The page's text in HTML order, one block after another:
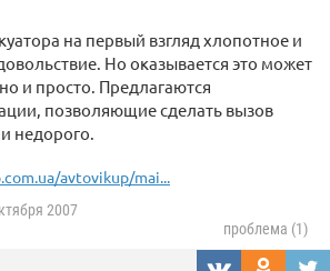
на первый взгляд хлопотное и
Но оказывается это может
и просто. Предлагаются
позволяющие сделать вызов
недорого.
avtovikup/mai...
2007
проблема (1)